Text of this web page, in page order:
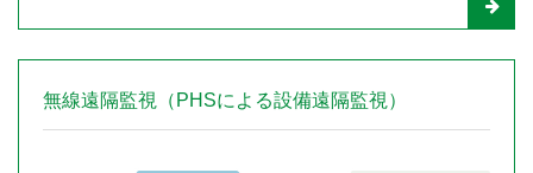
無線遠隔監視（PHSによる設備遠隔監視）